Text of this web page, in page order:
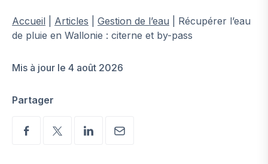
Accueil Articles Gestion de l’eau
Récupérer l’eau
de pluie en Wallonie : citerne et by-pass
Mis à jour le 4 août 2026
Partager